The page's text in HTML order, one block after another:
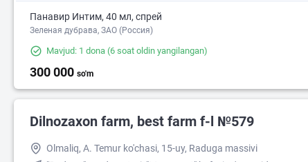
Панавир Интим, 40 мл, спрей
Зеленая дубрава, ЗАО (Россия)
Mavjud: 1 dona (6 soat oldin yangilangan)
300 000 so'm
Dilnozaxon farm, best farm f-l №579
Olmaliq, A. Temur ko'chasi, 15-uy, Raduga massivi